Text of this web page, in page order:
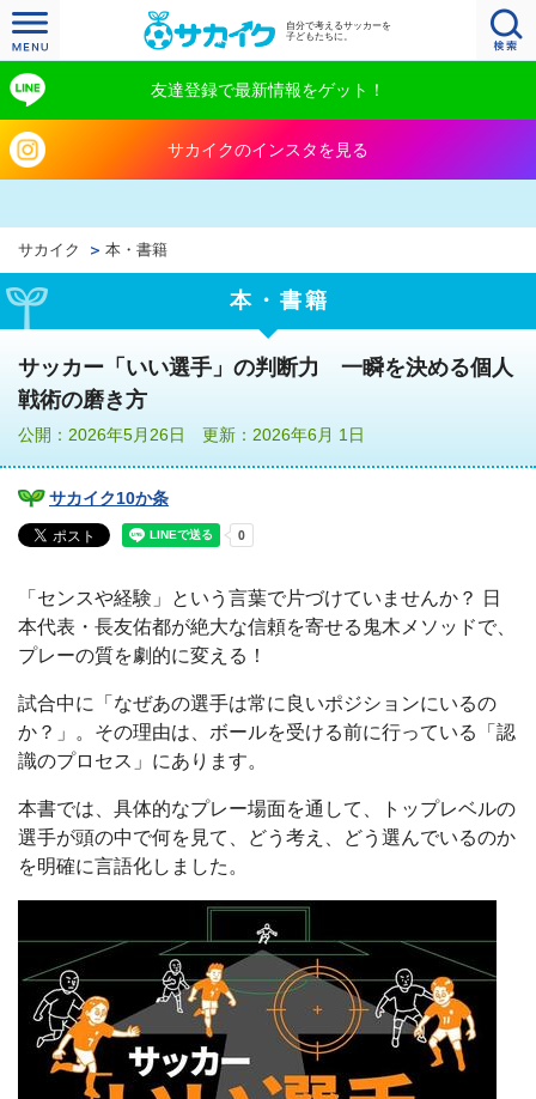
自分で考えるサッカーを
子どもたちに。
友達登録で最新情報をゲット！
サカイクのインスタを見る
サカイク 本・書籍
本・書籍
サッカー「いい選手」の判断力 一瞬を決める個人
戦術の磨き方
公開：2026年5月26日 更新：2026年6月 1日
サカイク10か条
「センスや経験」という言葉で片づけていませんか？ 日
本代表・長友佑都が絶大な信頼を寄せる鬼木メソッドで、
プレーの質を劇的に変える！
試合中に「なぜあの選手は常に良いポジションにいるの
か？」。その理由は、ボールを受ける前に行っている「認
識のプロセス」にあります。
本書では、具体的なプレー場面を通して、トップレベルの
選手が頭の中で何を見て、どう考え、どう選んでいるのか
を明確に言語化しました。